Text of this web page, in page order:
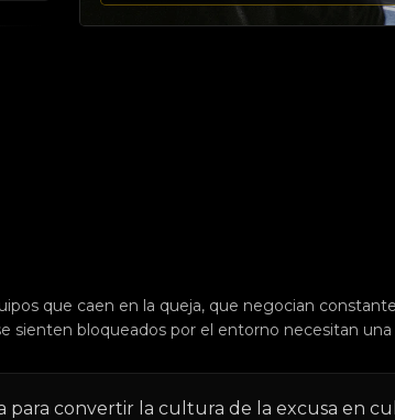
que caen en la queja, que negocian
sienten bloqueados por el entorno necesitan una
para convertir la cultura de la excusa en